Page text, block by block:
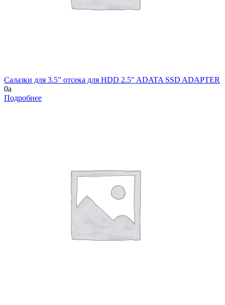
Салазки для 3.5" отсека для HDD 2.5" ADATA SSD ADAPTER
0a
Подробнее